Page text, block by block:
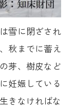
雪に閉ざされ
秋までに蓄え
芽、樹皮など
妊娠している
きなければな